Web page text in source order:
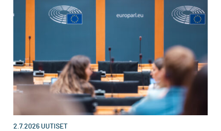
2.7.2026 UUTISET